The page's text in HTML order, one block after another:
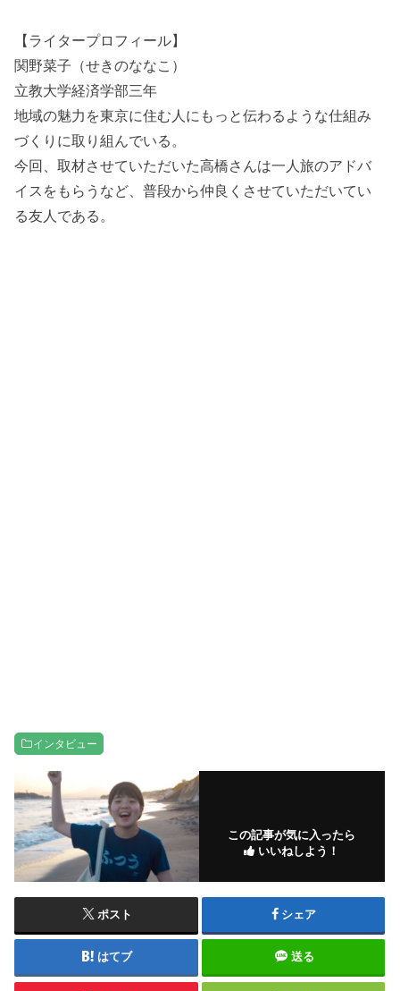
【ライタープロフィール】
関野菜子（せきのななこ）
立教大学経済学部三年
地域の魅力を東京に住む人にもっと伝わるような仕組み
づくりに取り組んでいる。
今回、取材させていただいた高橋さんは一人旅のアドバ
イスをもらうなど、普段から仲良くさせていただいてい
る友人である。
インタビュー
この記事が気に入ったら
いいねしよう！
ポスト シェア
はてブ 送る